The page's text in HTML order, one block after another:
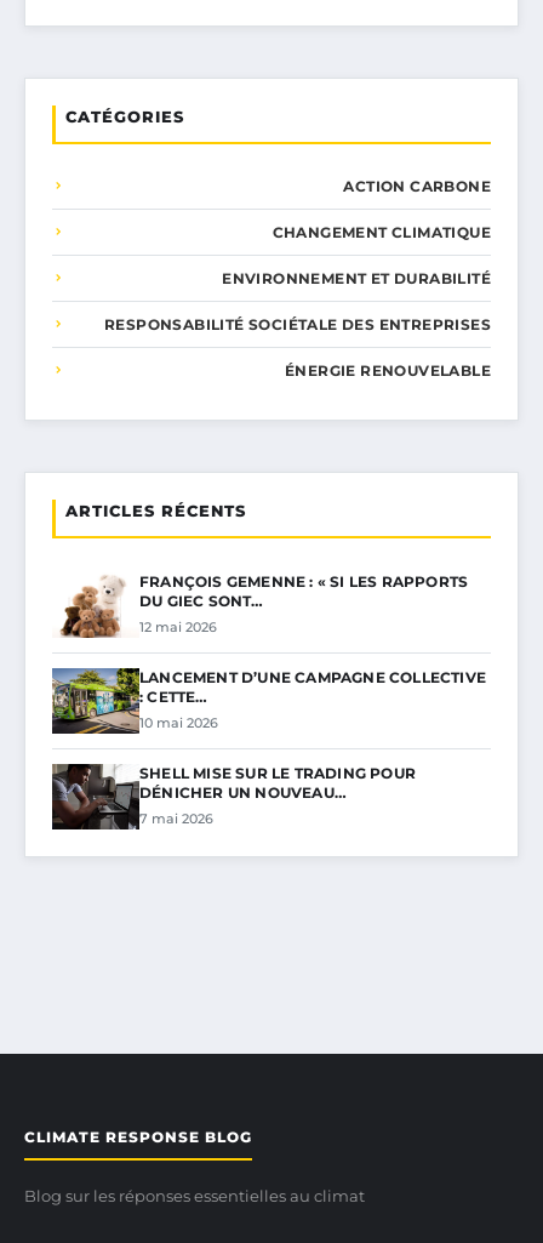
CATÉGORIES
ACTION CARBONE
CHANGEMENT CLIMATIQUE
ENVIRONNEMENT ET DURABILITÉ
RESPONSABILITÉ SOCIÉTALE DES ENTREPRISES
ÉNERGIE RENOUVELABLE
ARTICLES RÉCENTS
FRANÇOIS GEMENNE : « SI LES RAPPORTS
DU GIEC SONT…
12 mai 2026
LANCEMENT D’UNE CAMPAGNE COLLECTIVE
: CETTE…
10 mai 2026
SHELL MISE SUR LE TRADING POUR
DÉNICHER UN NOUVEAU…
7 mai 2026
CLIMATE RESPONSE BLOG
Blog sur les réponses essentielles au climat